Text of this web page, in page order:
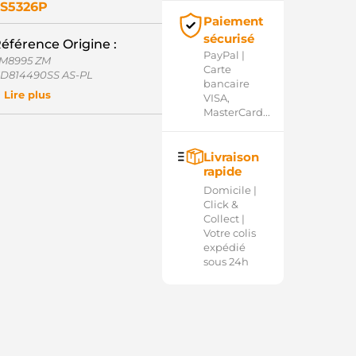
Origine :
ZM
AS-PL
ZM
CARGO
KRAUF
Lire plus
Paiement
sécurisé
PayPal |
Carte
bancaire
VISA,
MasterCard...
Livraison
rapide
Domicile |
Click &
Collect |
Votre colis
expédié
sous 24h